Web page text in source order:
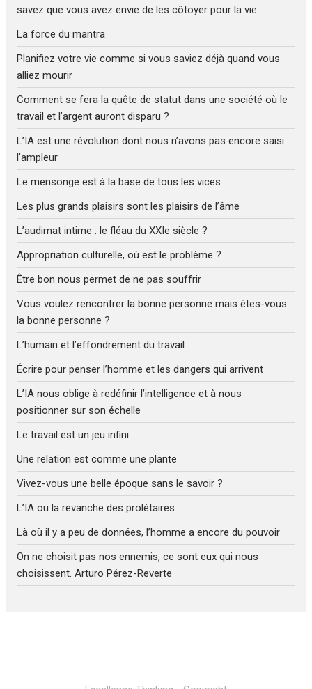
savez que vous avez envie de les côtoyer pour la vie
La force du mantra
Planifiez votre vie comme si vous saviez déjà quand vous
alliez mourir
Comment se fera la quête de statut dans une société où le
travail et l’argent auront disparu ?
L’IA est une révolution dont nous n’avons pas encore saisi
l’ampleur
Le mensonge est à la base de tous les vices
Les plus grands plaisirs sont les plaisirs de l’âme
L’audimat intime : le fléau du XXIe siècle ?
Appropriation culturelle, où est le problème ?
Être bon nous permet de ne pas souffrir
Vous voulez rencontrer la bonne personne mais êtes-vous
la bonne personne ?
L’humain et l’effondrement du travail
Écrire pour penser l’homme et les dangers qui arrivent
L’IA nous oblige à redéfinir l’intelligence et à nous
positionner sur son échelle
Le travail est un jeu infini
Une relation est comme une plante
Vivez-vous une belle époque sans le savoir ?
L’IA ou la revanche des prolétaires
Là où il y a peu de données, l’homme a encore du pouvoir
On ne choisit pas nos ennemis, ce sont eux qui nous
choisissent. Arturo Pérez-Reverte